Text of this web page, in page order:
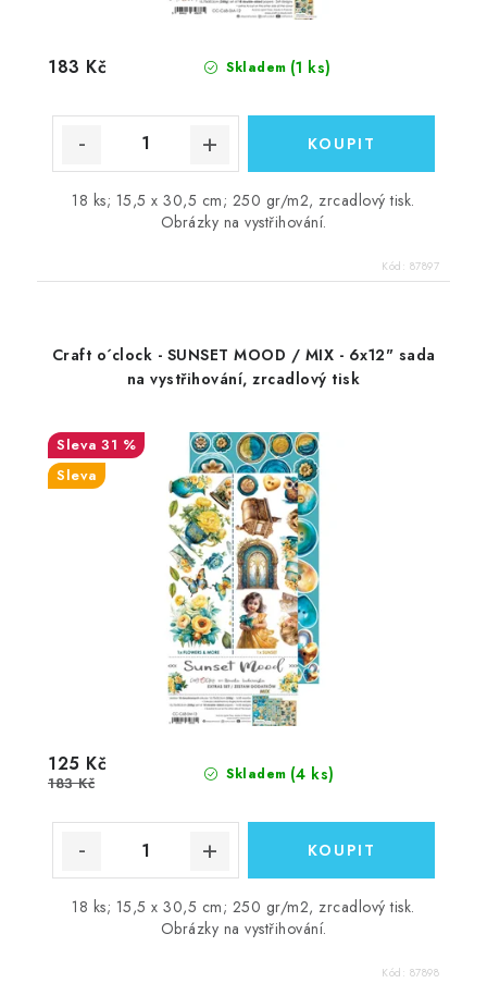
Skladem (1 ks)
183 Kč
18 ks; 15,5 x 30,5 cm; 250 gr/m2, zrcadlový tisk.
Obrázky na vystřihování.
Kód: 87897
Craft o´clock - SUNSET MOOD / MIX - 6x12" sada
na vystřihování, zrcadlový tisk
31 %
Sleva
Skladem (4 ks)
125 Kč
183 Kč
18 ks; 15,5 x 30,5 cm; 250 gr/m2, zrcadlový tisk.
Obrázky na vystřihování.
Kód: 87898